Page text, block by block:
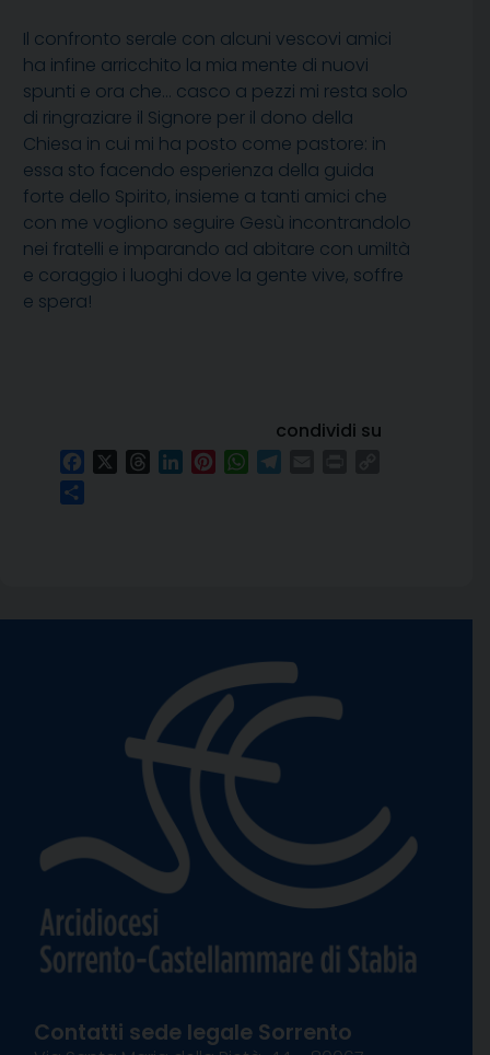
Il confronto serale con alcuni vescovi amici
ha infine arricchito la mia mente di nuovi
spunti e ora che… casco a pezzi mi resta solo
di ringraziare il Signore per il dono della
Chiesa in cui mi ha posto come pastore: in
essa sto facendo esperienza della guida
forte dello Spirito, insieme a tanti amici che
con me vogliono seguire Gesù incontrandolo
nei fratelli e imparando ad abitare con umiltà
e coraggio i luoghi dove la gente vive, soffre
e spera!
condividi su
FacebookThreadsLinkedInPinterestWhatsApp
Contatti sede legale Sorrento